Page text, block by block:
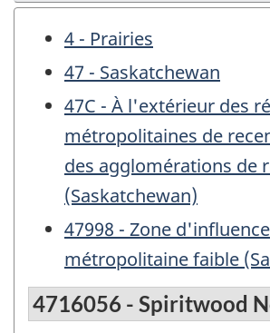
4 - Prairies
47 - Saskatchewan
47C - À l'extérieur des
métropolitaines de
des agglomérations de
(Saskatchewan)
47998 - Zone d'influence
métropolitaine faible
4716056 - Spiritwood